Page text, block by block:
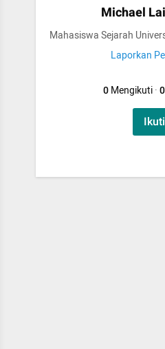
Michael
Mahasiswa Sejarah
Laporkan
0Mengikuti·0
Ikuti